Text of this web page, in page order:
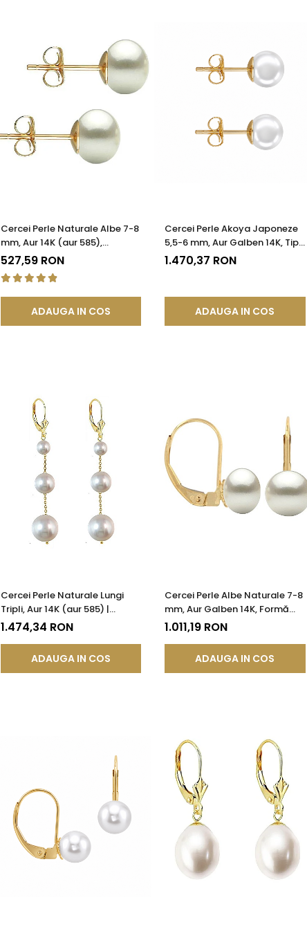
Cercei Perle Naturale Albe 7-8
mm, Aur 14K (aur 585),
Calitatea AAA | KASKADDA®
527,59 RON
ADAUGA IN COS
Cercei Perle Akoya Japoneze
5,5-6 mm, Aur Galben 14K, Tip
Șurub - Calitate AAA+ |
KASKADDA®
1.470,37 RON
ADAUGA IN COS
Cercei Perle Naturale Lungi
Tripli, Aur 14K (aur 585) |
KASKADDA®
1.474,34 RON
ADAUGA IN COS
Cercei Perle Albe Naturale 7-8
mm, Aur Galben 14K, Formă
Buton, Tortiță Închisă |
KASKADDA®
1.011,19 RON
ADAUGA IN COS